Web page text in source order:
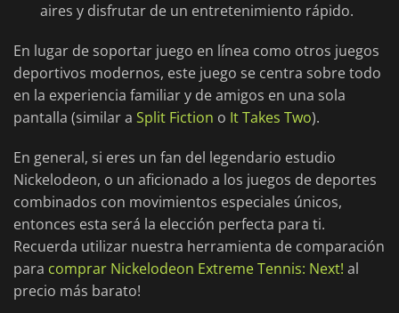
aires y disfrutar de un entretenimiento rápido.
En lugar de soportar juego en línea como otros juegos
deportivos modernos, este juego se centra sobre todo
en la experiencia familiar y de amigos en una sola
pantalla (similar a Split Fiction o It Takes Two).
En general, si eres un fan del legendario estudio
Nickelodeon, o un aficionado a los juegos de deportes
combinados con movimientos especiales únicos,
entonces esta será la elección perfecta para ti.
Recuerda utilizar nuestra herramienta de comparación
para comprar Nickelodeon Extreme Tennis: Next! al
precio más barato!